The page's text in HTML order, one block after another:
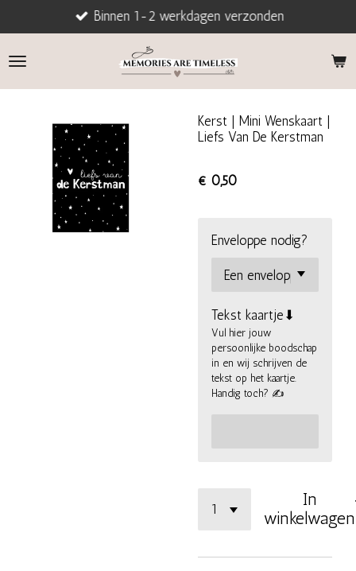
direct
naar
Binnen 1-2 werkdagen verzonden
Kerst | Mini Wenskaart |
Liefs Van De Kerstman
€ 0,50
Enveloppe nodig?
Tekst kaartje⬇
Vul hier jouw
persoonlijke boodschap
in en wij schrijven de
tekst op het kaartje.
Handig toch? ✍
In
winkelwagen